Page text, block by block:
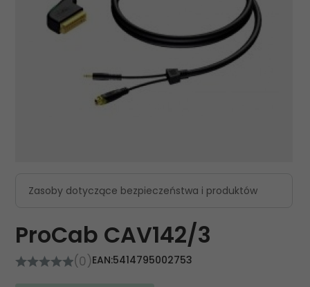
Zasoby dotyczące bezpieczeństwa i produktów
ProCab CAV142/3
(0)EAN:5414795002753